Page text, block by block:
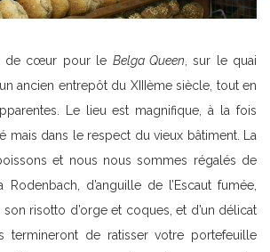
de cœur pour le Belga Queen, sur le quai
ancien entrepôt du XIIIème siècle, tout en
Le lieu est magnifique, à la fois
mais dans le respect du vieux bâtiment. La
et nous nous sommes régalés de
d’anguille de l’Escaut fumée,
son risotto d’orge et coques, et d’un délicat
termineront de ratisser votre portefeuille